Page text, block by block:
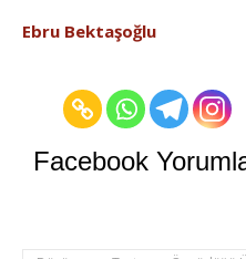
Ebru Bektaşoğlu
Facebook